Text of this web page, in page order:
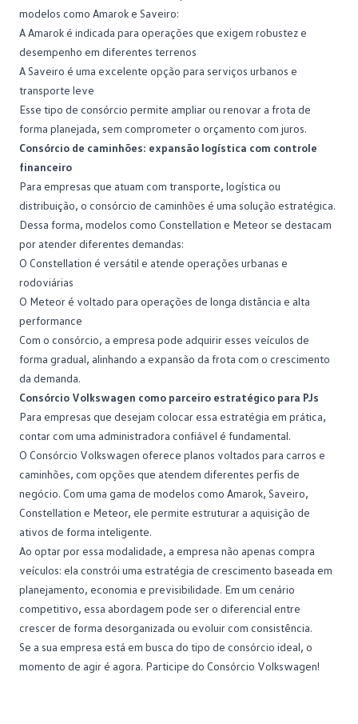
modelos como Amarok e Saveiro:
AAmaroké indicada para operações que exigem robustez e
desempenho em diferentes terrenos
ASaveiro é uma excelente opção para serviços urbanos e
transporte leve
Esse tipo de consórcio permite ampliar ou renovar a frota de
forma planejada, sem comprometer o orçamento com juros.
Consórcio de caminhões: expansão logística com controle
financeiro
Para empresas que atuam com transporte, logística ou
distribuição, o consórcio de caminhões é uma solução estratégica.
Dessa forma, modelos como Constellation e Meteor se destacam
por atender diferentes demandas:
O Constellation é versátil e atende operações urbanas e
rodoviárias
O Meteoré voltado para operações de longa distância e alta
performance
Com o consórcio, a empresa pode adquirir esses veículos de
forma gradual, alinhando a expansão da frota com o crescimento
da demanda.
Consórcio Volkswagen como parceiro estratégico para PJs
Para empresas que desejam colocar essa estratégia em prática,
contar com uma administradora confiável é fundamental.
O Consórcio Volkswagen oferece planos voltados para carros e
caminhões, com opções que atendem diferentes perfis de
negócio. Com uma gama de modelos como Amarok, Saveiro,
Constellation e Meteor, ele permite estruturar a aquisição de
ativos de forma inteligente.
Ao optar por essa modalidade, a empresa não apenas compra
veículos: ela constrói uma estratégia de crescimento baseada em
planejamento, economia e previsibilidade. Em um cenário
competitivo, essa abordagem pode ser o diferencial entre
crescer de forma desorganizada ou evoluir com consistência.
Se a sua empresa está em busca do tipo de consórcio ideal, o
momento de agir é agora. Participe do Consórcio Volkswagen!